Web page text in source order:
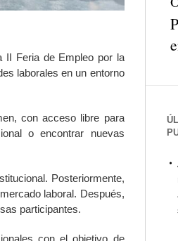
II Feria de Empleo por la
laborales en un entorno
con acceso libre para
o encontrar nuevas
Posteriormente,
laboral. Después,
participantes.
con el objetivo de